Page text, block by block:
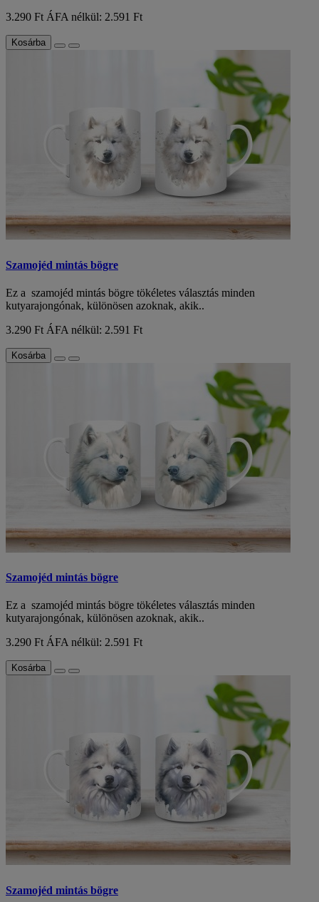
3.290 Ft ÁFA nélkül: 2.591 Ft
Kosárba
Szamojéd mintás bögre
Ez a szamojéd mintás bögre tökéletes választás minden
kutyarajongónak, különösen azoknak, akik..
3.290 Ft ÁFA nélkül: 2.591 Ft
Kosárba
Szamojéd mintás bögre
Ez a szamojéd mintás bögre tökéletes választás minden
kutyarajongónak, különösen azoknak, akik..
3.290 Ft ÁFA nélkül: 2.591 Ft
Kosárba
Szamojéd mintás bögre